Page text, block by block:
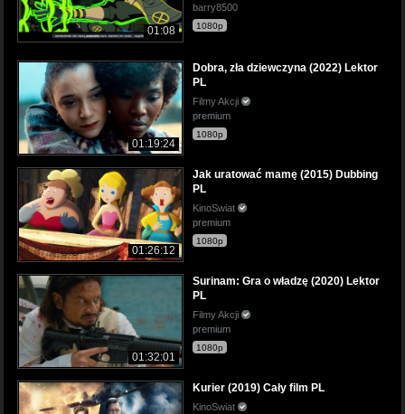
01:08
barry8500
1080p
01:19:24
Dobra, zła dziewczyna (2022) Lektor
PL
Filmy Akcji
premium
1080p
01:26:12
Jak uratować mamę (2015) Dubbing
PL
KinoSwiat
premium
1080p
01:32:01
Surinam: Gra o władzę (2020) Lektor
PL
Filmy Akcji
premium
1080p
Kurier (2019) Cały film PL
KinoSwiat